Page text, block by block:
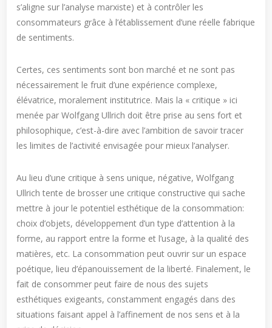
s’aligne sur l’analyse marxiste) et à contrôler les
consommateurs grâce à l’établissement d’une réelle fabrique
de sentiments.
Certes, ces sentiments sont bon marché et ne sont pas
nécessairement le fruit d’une expérience complexe,
élévatrice, moralement institutrice. Mais la « critique » ici
menée par Wolfgang Ullrich doit être prise au sens fort et
philosophique, c’est-à-dire avec l’ambition de savoir tracer
les limites de l’activité envisagée pour mieux l’analyser.
Au lieu d’une critique à sens unique, négative, Wolfgang
Ullrich tente de brosser une critique constructive qui sache
mettre à jour le potentiel esthétique de la consommation:
choix d’objets, développement d’un type d’attention à la
forme, au rapport entre la forme et l’usage, à la qualité des
matières, etc. La consommation peut ouvrir sur un espace
poétique, lieu d’épanouissement de la liberté. Finalement, le
fait de consommer peut faire de nous des sujets
esthétiques exigeants, constamment engagés dans des
situations faisant appel à l’affinement de nos sens et à la